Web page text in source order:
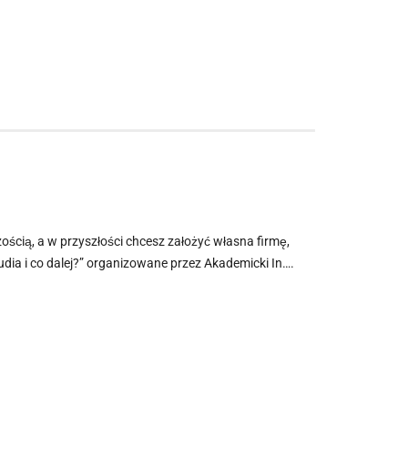
a w przyszłości chcesz założyć własna firmę,
i co dalej?” organizowane przez Akademicki In….